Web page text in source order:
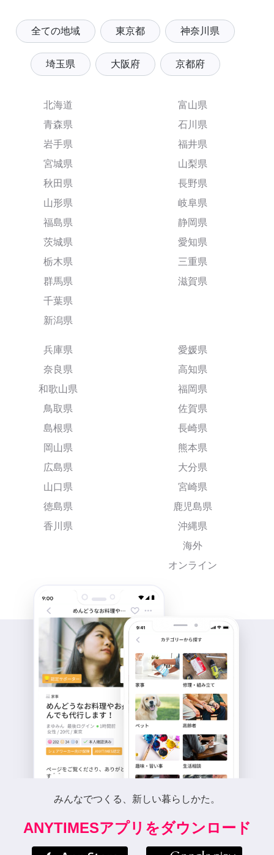
全ての地域 東京都 神奈川県
埼玉県 大阪府 京都府
北海道
青森県
岩手県
宮城県
秋田県
山形県
福島県
茨城県
栃木県
群馬県
千葉県
新潟県
富山県
石川県
福井県
山梨県
長野県
岐阜県
静岡県
愛知県
三重県
滋賀県
兵庫県
奈良県
和歌山県
鳥取県
島根県
岡山県
広島県
山口県
徳島県
香川県
愛媛県
高知県
福岡県
佐賀県
長崎県
熊本県
大分県
宮崎県
鹿児島県
沖縄県
海外
オンライン
みんなでつくる、新しい暮らしかた。
ANYTIMESアプリをダウンロード